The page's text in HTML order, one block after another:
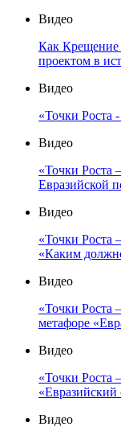
Видео
Как Крещение
проектом в
Видео
«Точки Роста
Видео
«Точки Роста
Евразийской
Видео
«Точки Роста
«Каким
Видео
«Точки Роста
метафоре
Видео
«Точки Роста
«Евразийский
Видео